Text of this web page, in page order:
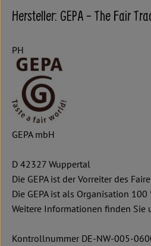
Hersteller: GEPA - The Fair
PH
GEPA mbH
D 42327 Wuppertal
Die GEPA ist der Vorreiter des
Die GEPA ist als Organisation
Weitere Informationen finden Sie
Kontrollnummer DE-NW-005-